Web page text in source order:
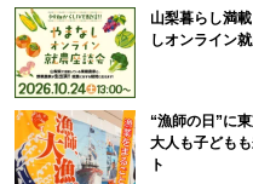
山梨暮らし満
しオンライン
“漁師の日”に
大人も子ども
ト